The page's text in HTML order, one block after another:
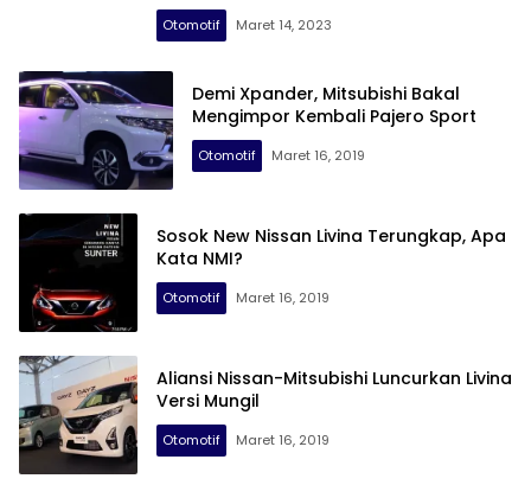
Otomotif Maret 14, 2023
Demi Xpander, Mitsubishi Bakal
Mengimpor Kembali Pajero Sport
Otomotif Maret 16, 2019
Sosok New Nissan Livina Terungkap, Apa
Kata NMI?
Otomotif Maret 16, 2019
Aliansi Nissan-Mitsubishi Luncurkan Livina
Versi Mungil
Otomotif Maret 16, 2019